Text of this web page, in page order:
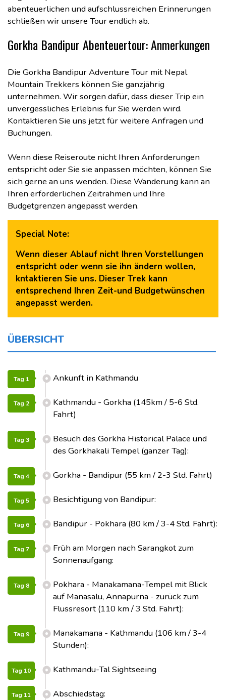
abenteuerlichen und aufschlussreichen Erinnerungen
schließen wir unsere Tour endlich ab.
Gorkha Bandipur Abenteuertour: Anmerkungen
Die Gorkha Bandipur Adventure Tour mit Nepal
Mountain Trekkers können Sie ganzjährig
unternehmen. Wir sorgen dafür, dass dieser Trip ein
unvergessliches Erlebnis für Sie werden wird.
Kontaktieren Sie uns jetzt für weitere Anfragen und
Buchungen.
Wenn diese Reiseroute nicht Ihren Anforderungen
entspricht oder Sie sie anpassen möchten, können Sie
sich gerne an uns wenden. Diese Wanderung kann an
Ihren erforderlichen Zeitrahmen und Ihre
Budgetgrenzen angepasst werden.
Special Note:
Wenn dieser Ablauf nicht Ihren Vorstellungen
entspricht oder wenn sie ihn ändern wollen,
kntaktieren Sie uns. Dieser Trek kann
entsprechend Ihren Zeit-und Budgetwünschen
angepasst werden.
ÜBERSICHT
Tag 1 Ankunft in Kathmandu
Tag 2
Kathmandu - Gorkha (145km / 5-6 Std.
Fahrt)
Tag 3
Besuch des Gorkha Historical Palace und
des Gorkhakali Tempel (ganzer Tag):
Tag 4 Gorkha - Bandipur (55 km / 2-3 Std. Fahrt)
Tag 5 Besichtigung von Bandipur:
Tag 6 Bandipur - Pokhara (80 km / 3-4 Std. Fahrt):
Tag 7
Früh am Morgen nach Sarangkot zum
Sonnenaufgang:
Tag 8
Pokhara - Manakamana-Tempel mit Blick
auf Manasalu, Annapurna - zurück zum
Flussresort (110 km / 3 Std. Fahrt):
Tag 9
Manakamana - Kathmandu (106 km / 3-4
Stunden):
Tag 10 Kathmandu-Tal Sightseeing
Tag 11 Abschiedstag: